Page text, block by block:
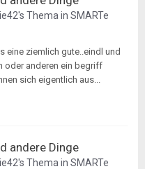
's Thema in SMARTe
eine ziemlich gute..eindl und
oder anderen ein begriff
sich eigentlich aus...
andere Dinge
's Thema in SMARTe